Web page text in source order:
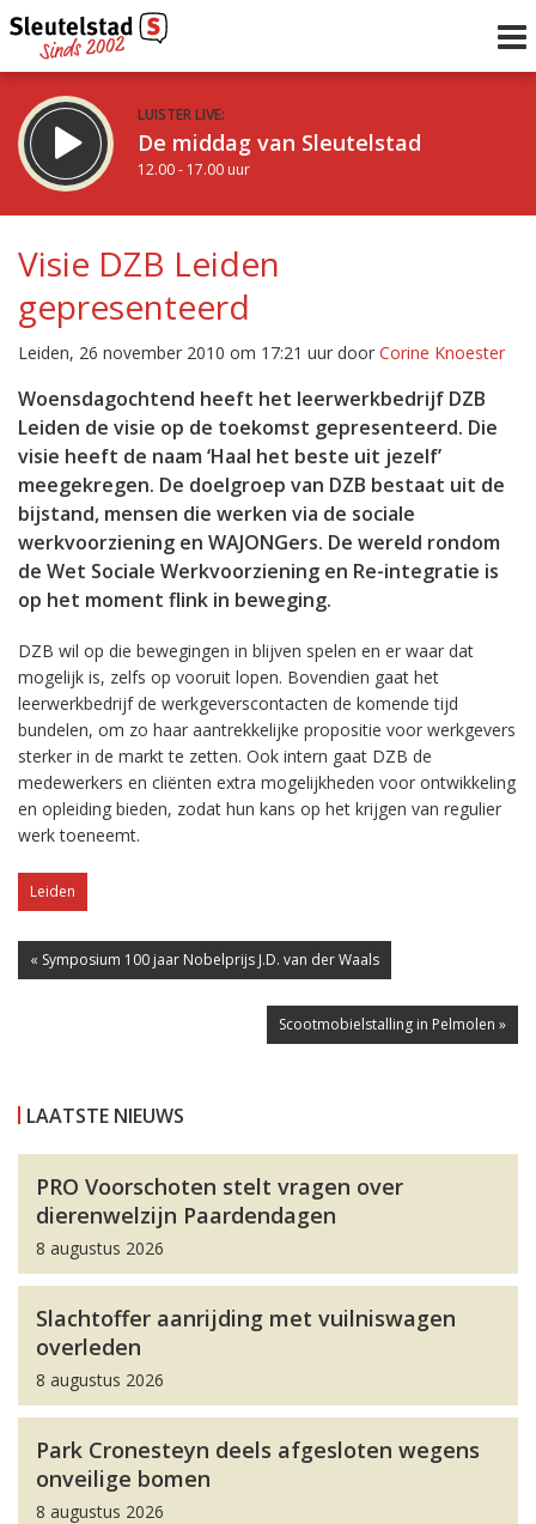
LUISTER LIVE:
De middag van Sleutelstad
12.00 - 17.00 uur
Sleutelstad 30
17.00 - 19.00 uur
Vorig uur
uur 1 van 0
Inklappen
Visie DZB Leiden
gepresenteerd
Leiden, 26 november 2010 om 17:21 uur door Corine Knoester
Woensdagochtend heeft het leerwerkbedrijf DZB
Leiden de visie op de toekomst gepresenteerd. Die
visie heeft de naam ‘Haal het beste uit jezelf’
meegekregen. De doelgroep van DZB bestaat uit de
bijstand, mensen die werken via de sociale
werkvoorziening en WAJONGers. De wereld rondom
de Wet Sociale Werkvoorziening en Re-integratie is
op het moment flink in beweging.
DZB wil op die bewegingen in blijven spelen en er waar dat
mogelijk is, zelfs op vooruit lopen. Bovendien gaat het
leerwerkbedrijf de werkgeverscontacten de komende tijd
bundelen, om zo haar aantrekkelijke propositie voor werkgevers
sterker in de markt te zetten. Ook intern gaat DZB de
medewerkers en cliënten extra mogelijkheden voor ontwikkeling
en opleiding bieden, zodat hun kans op het krijgen van regulier
werk toeneemt.
Leiden
« Symposium 100 jaar Nobelprijs J.D. van der Waals
Scootmobielstalling in Pelmolen »
LAATSTE NIEUWS
PRO Voorschoten stelt vragen over
dierenwelzijn Paardendagen
8 augustus 2026
Slachtoffer aanrijding met vuilniswagen
overleden
8 augustus 2026
Park Cronesteyn deels afgesloten wegens
onveilige bomen
8 augustus 2026